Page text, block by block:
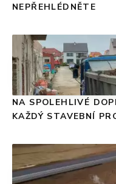
NEPŘEHLÉDNĚTE
NA SPOLEHLIVÉ
KAŽDÝ STAVEBNÍ